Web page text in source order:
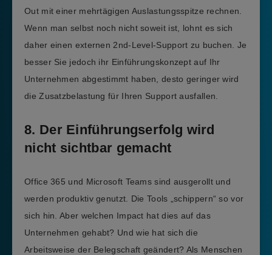
Out mit einer mehrtägigen Auslastungsspitze rechnen.
Wenn man selbst noch nicht soweit ist, lohnt es sich
daher einen externen 2nd-Level-Support zu buchen. Je
besser Sie jedoch ihr Einführungskonzept auf Ihr
Unternehmen abgestimmt haben, desto geringer wird
die Zusatzbelastung für Ihren Support ausfallen.
8. Der Einführungserfolg wird
nicht sichtbar gemacht
Office 365 und Microsoft Teams sind ausgerollt und
werden produktiv genutzt. Die Tools „schippern“ so vor
sich hin. Aber welchen Impact hat dies auf das
Unternehmen gehabt? Und wie hat sich die
Arbeitsweise der Belegschaft geändert? Als Menschen